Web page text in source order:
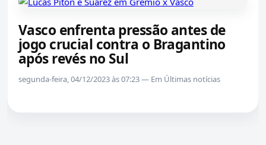
Vasco enfrenta pressão antes de
jogo crucial contra o Bragantino
após revés no Sul
segunda-feira, 04/12/2023 às 07:23 — Em Últimas notícias